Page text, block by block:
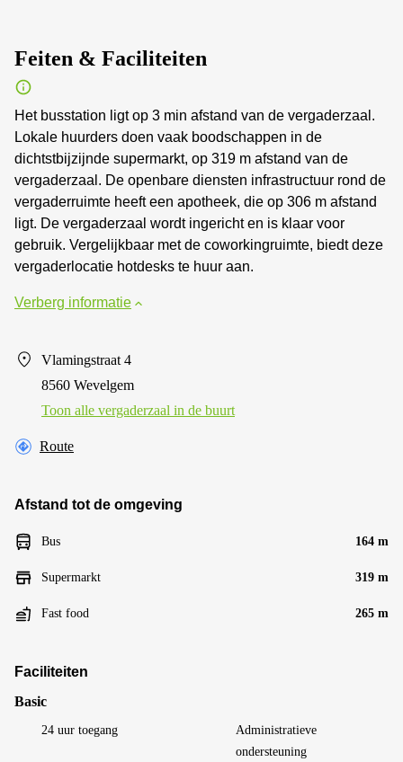
Feiten & Faciliteiten
Het busstation ligt op 3 min afstand van de vergaderzaal.
Lokale huurders doen vaak boodschappen in de
dichtstbijzijnde supermarkt, op 319 m afstand van de
vergaderzaal. De openbare diensten infrastructuur rond de
vergaderruimte heeft een apotheek, die op 306 m afstand
ligt. De vergaderzaal wordt ingericht en is klaar voor
gebruik. Vergelijkbaar met de coworkingruimte, biedt deze
vergaderlocatie hotdesks te huur aan.
Verberg informatie
Vlamingstraat 4
8560 Wevelgem
Toon alle vergaderzaal in de buurt
Route
Afstand tot de omgeving
Bus 164 m
Supermarkt 319 m
Fast food 265 m
Faciliteiten
Basic
24 uur toegang
Administratieve
ondersteuning